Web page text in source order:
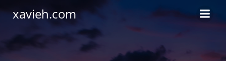
xavieh.com